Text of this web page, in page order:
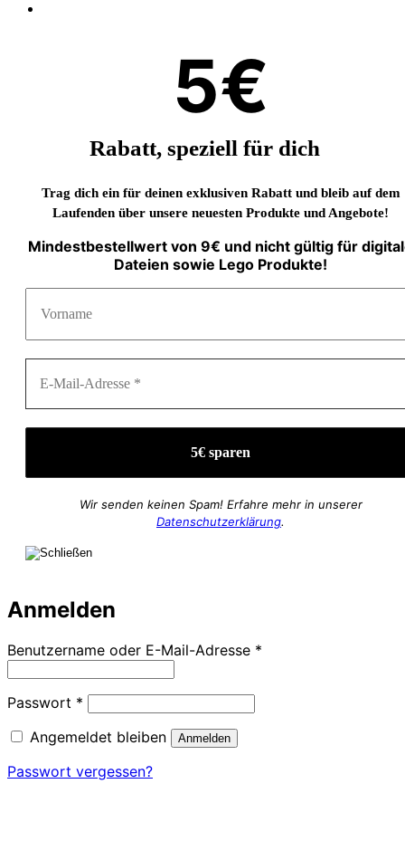
5€
Rabatt, speziell für dich
Trag dich ein für deinen exklusiven Rabatt und bleib auf dem
Laufenden über unsere neuesten Produkte und Angebote!
Mindestbestellwert von 9€ und nicht gültig für
Dateien sowie Lego Produkte!
Wir senden keinen Spam! Erfahre mehr in unserer
Datenschutzerklärung.
Anmelden
Benutzername oder E-Mail-Adresse *
Passwort * Erforderlich
Angemeldet bleiben
Anmelden
Passwort vergessen?